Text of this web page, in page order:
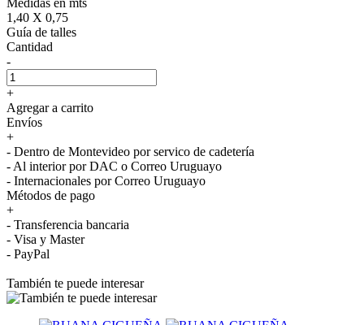
1,40 X 0,75
Guía de talles
Cantidad
-
+
Agregar a carrito
Envíos
+
- Dentro de Montevideo por servico de cadetería
- Al interior por DAC o Correo Uruguayo
- Internacionales por Correo Uruguayo
Métodos de pago
+
- Transferencia bancaria
- Visa y Master
- PayPal
También te puede interesar